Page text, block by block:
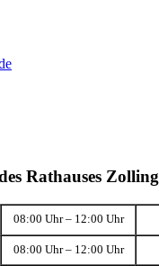
Rathauses Zolling
08:00 Uhr – 12:00 Uhr
08:00 Uhr – 12:00 Uhr